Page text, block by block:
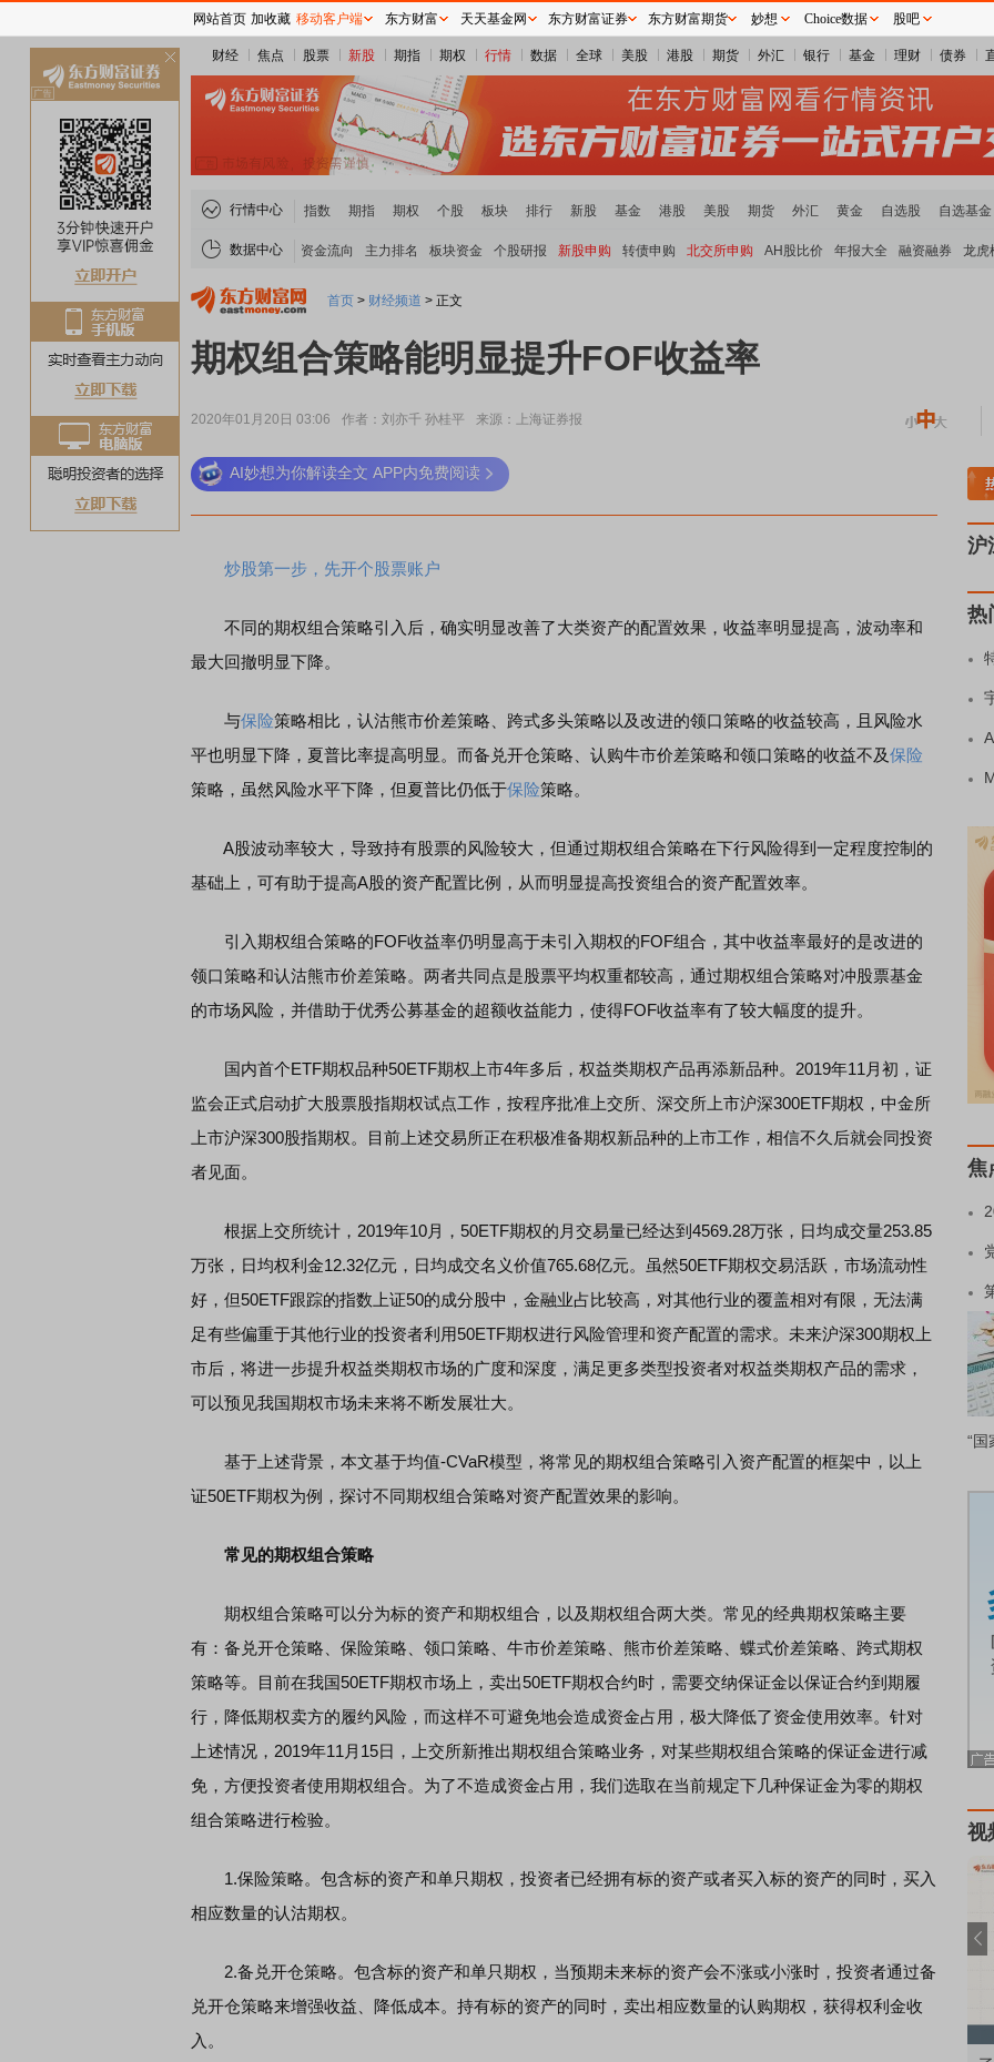
财经 焦点 股票 新股 期指 期权 行情 数据 全球 美股 港股 期货 外汇 银行 基金 理财 债券
行情中心 指数 期指 期权 个股 板块 排行 新股 基金 港股 美股 期货 外汇 黄金 自选股 自选基金
数据中心 资金流向 主力排名 板块资金 个股研报 新股申购 转债申购 北交所申购 AH股比价 年报大全 融资融券 龙虎
首页 > 财经频道 > 正文
期权组合策略能明显提升FOF收益率
2020年01月20日 03:06 作者：刘亦千 孙桂平 来源：上海证券报
AI妙想为你解读全文 APP内免费阅读
炒股第一步，先开个股票账户
不同的期权组合策略引入后，确实明显改善了大类资产的配置效果，收益率明显提高，波动率和
最大回撤明显下降。
与保险策略相比，认沽熊市价差策略、跨式多头策略以及改进的领口策略的收益较高，且风险水
平也明显下降，夏普比率提高明显。而备兑开仓策略、认购牛市价差策略和领口策略的收益不及保险
策略，虽然风险水平下降，但夏普比仍低于保险策略。
A股波动率较大，导致持有股票的风险较大，但通过期权组合策略在下行风险得到一定程度控制的
基础上，可有助于提高A股的资产配置比例，从而明显提高投资组合的资产配置效率。
引入期权组合策略的FOF收益率仍明显高于未引入期权的FOF组合，其中收益率最好的是改进的
领口策略和认沽熊市价差策略。两者共同点是股票平均权重都较高，通过期权组合策略对冲股票基金
的市场风险，并借助于优秀公募基金的超额收益能力，使得FOF收益率有了较大幅度的提升。
国内首个ETF期权品种50ETF期权上市4年多后，权益类期权产品再添新品种。2019年11月初，证
监会正式启动扩大股票股指期权试点工作，按程序批准上交所、深交所上市沪深300ETF期权，中金所
上市沪深300股指期权。目前上述交易所正在积极准备期权新品种的上市工作，相信不久后就会同投资
者见面。
根据上交所统计，2019年10月，50ETF期权的月交易量已经达到4569.28万张，日均成交量253.85
万张，日均权利金12.32亿元，日均成交名义价值765.68亿元。虽然50ETF期权交易活跃，市场流动性
好，但50ETF跟踪的指数上证50的成分股中，金融业占比较高，对其他行业的覆盖相对有限，无法满
足有些偏重于其他行业的投资者利用50ETF期权进行风险管理和资产配置的需求。未来沪深300期权上
市后，将进一步提升权益类期权市场的广度和深度，满足更多类型投资者对权益类期权产品的需求，
可以预见我国期权市场未来将不断发展壮大。
基于上述背景，本文基于均值-CVaR模型，将常见的期权组合策略引入资产配置的框架中，以上
证50ETF期权为例，探讨不同期权组合策略对资产配置效果的影响。
常见的期权组合策略
期权组合策略可以分为标的资产和期权组合，以及期权组合两大类。常见的经典期权策略主要
有：备兑开仓策略、保险策略、领口策略、牛市价差策略、熊市价差策略、蝶式价差策略、跨式期权
策略等。目前在我国50ETF期权市场上，卖出50ETF期权合约时，需要交纳保证金以保证合约到期履
行，降低期权卖方的履约风险，而这样不可避免地会造成资金占用，极大降低了资金使用效率。针对
上述情况，2019年11月15日，上交所新推出期权组合策略业务，对某些期权组合策略的保证金进行减
免，方便投资者使用期权组合。为了不造成资金占用，我们选取在当前规定下几种保证金为零的期权
组合策略进行检验。
1.保险策略。包含标的资产和单只期权，投资者已经拥有标的资产或者买入标的资产的同时，买入
相应数量的认沽期权。
2.备兑开仓策略。包含标的资产和单只期权，当预期未来标的资产会不涨或小涨时，投资者通过备
兑开仓策略来增强收益、降低成本。持有标的资产的同时，卖出相应数量的认购期权，获得权利金收
入。
稀土板块领涨
沪
热
焦
“国
视
网站首页 加收藏 移动客户端 东方财富 天天基金网 东方财富证券 东方财富期货 妙想 Choice数据 股吧
关